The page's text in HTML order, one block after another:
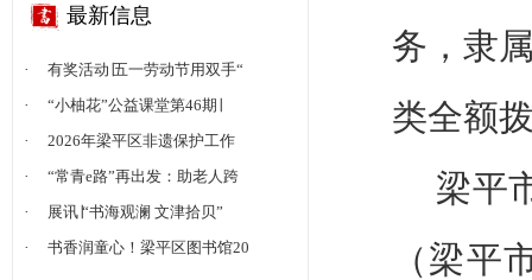
最新信息
·
有奖活动∣五一劳动节用双手“
·
“小柚花”公益课堂第46期∣
·
2026年梁平区非遗保护工作
·
“常青e路”再出发：助老人跨
·
展讯∣“书海观澜 文津拾贝”
·
书香润童心！梁平区图书馆20
务，隶
类全额
梁平
（梁平